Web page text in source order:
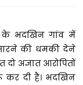
के भदखिन गांव में
की धमकी देने
अज्ञात आरोपितों
कर दी है। भदखिन